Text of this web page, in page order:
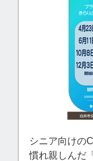
シニア向けの
慣れ親しんだ